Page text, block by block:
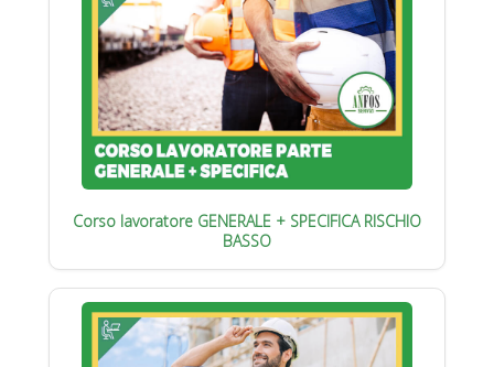
Corso lavoratore GENERALE + SPECIFICA RISCHIO
BASSO